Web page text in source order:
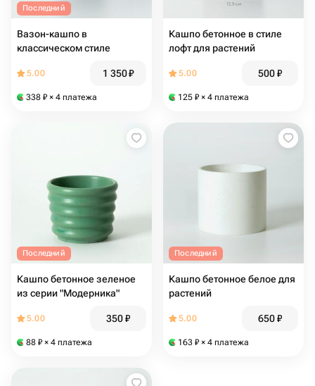
Последний
Вазон-кашпо в
классическом стиле
5.00 1 350₽
338 ₽ × 4 платежа
Кашпо бетонное в стиле
лофт для растений
5.00 500₽
125 ₽ × 4 платежа
Последний
Кашпо бетонное зеленое
из серии "Модерника"
5.00 350₽
88 ₽ × 4 платежа
Последний
Кашпо бетонное белое для
растений
5.00 650₽
163 ₽ × 4 платежа